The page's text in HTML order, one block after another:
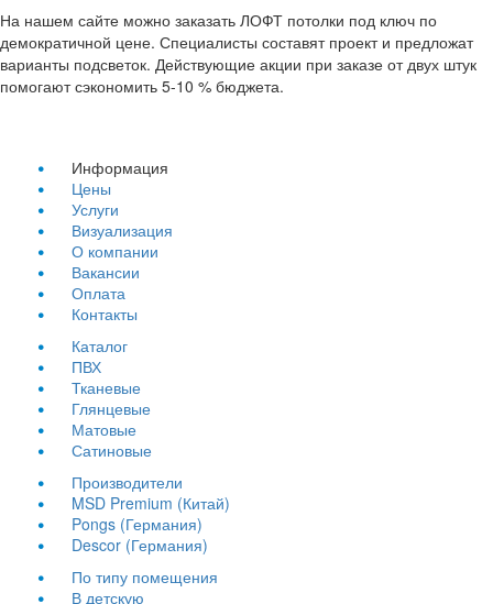
На нашем сайте можно заказать ЛОФТ потолки под ключ по
демократичной цене. Специалисты составят проект и предложат
варианты подсветок. Действующие акции при заказе от двух штук
помогают сэкономить 5-10 % бюджета.
Информация
Цены
Услуги
Визуализация
О компании
Вакансии
Оплата
Контакты
Каталог
ПВХ
Тканевые
Глянцевые
Матовые
Сатиновые
Производители
MSD Premium (Китай)
Pongs (Германия)
Descor (Германия)
По типу помещения
В детскую